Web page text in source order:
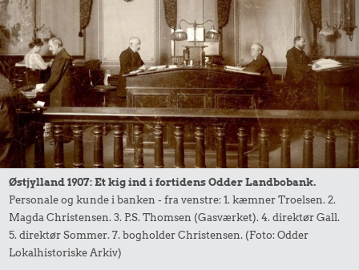
Østjylland 1907: Et kig ind i fortidens Odder Landbobank.
Personale og kunde i banken - fra venstre: 1. kæmner Troelsen. 2.
Magda Christensen. 3. P.S. Thomsen (Gasværket). 4. direktør Gall.
5. direktør Sommer. 7. bogholder Christensen. (Foto: Odder
Lokalhistoriske Arkiv)